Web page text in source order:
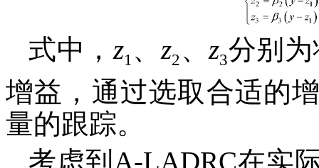
式中， z1 、z2 、z3分别
增益，通过选取合适的
量的跟踪。
考虑到A-LADRC在实